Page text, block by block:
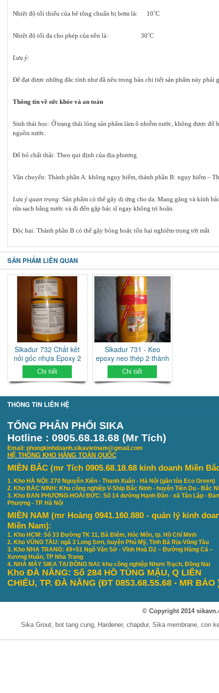
Nhiệt độ tối thiểu của bê tông chuẩn bị bơm là: 10˚C
Nhiệt độ tối đa cho phép của nền là: 30˚C
Lưu ý:
Để đạt được những đăc tính như đã nêu trong bản chi tiết sản phẩm này phải
Thông tin về sức khỏe và an toàn
Sinh thái học: Ở trạng thái lỏng sản phẩm làm ô nhiễm nước, không được đổ
nguồn nước.
Đổ bỏ chất thải: Theo qui định của địa phương
Vận chuyển: Thành phần A: không nguy hiểm, thành phần B: nguy hiểm –
Lưu ý quan trọng: Sản phẩm có thể gây dị ứng cho da. Mang găng và kính
rửa sạch bằng nước và đi đến gặp bác sĩ ngay không trì hoãn.
Độc hại: Thành phần B có thể gây bỏng hoặc tổn hại nghiêm trọng tới mắt
SẢN PHẨM LIÊN QUAN
Sikadur 732 Chất kết
nối gốc nhựa Epoxy 2
thành phần
Chi tiết
Sikadur 731 - Keo
epoxy neo thép 2 thành
phần
Chi tiết
THÔNG TIN LIÊN HỆ
TỔNG PHÂN PHỐI SIKA
Hotline : 0905.68.18.68 (Mr Tích)
Email: phongkinhdoanh.sikavietnam@gmail.com
HỆ THỐNG KHO HÀNG TOÀN QUỐC
MIỀN BẮC (mr Tích 0905.68.18.68 kinh doanh Miền
1. Kho HÀ NỘI: 270 Nguyễn Xiển - Thanh Xuân - Hà Nội (gần tòa Eco Green)
2. Kho BẮC NINH: Khu công nghiệp V-Ship Bắc Ninh - huyện Tiên Du - Bắc
3. Kho ĐAN PHƯỢNG-HOÀI ĐỨC: Số 14 đường Hạnh Đàn - xã Tân Lập - Đan
Phượng - TP. Hà Nội
MIỀN NAM (mr Hoàng 0941.160.880 - quản lý kinh
Miền Nam):
1. Kho HCM: Số 33 Đường TK 11, Bà Điểm, Hóc Môn, tp. Hồ Chí Minh
2. Kho VŨNG TÀU: ngã 3 Long Sơn, huyện Phú Mỹ, Tỉnh Bà Rịa-Vũng Tàu
3. Kho NHA TRANG: 49+51 Ngô Văn Sở - Vĩnh Hoà D2 – Đường Hàng Cá –
Xương Huân, TP Nha Trang
4. NHÀ MÁY SIKA TẠI ĐỒNG NAI: khu công nghiệp Nhơn Trạch, Đồng Nai
Kho ĐÀ NẴNG: Số 284 HỒ TÙNG MẬU, Q LIÊN
CHIỂU, TP. ĐÀ NẴNG (ĐT 0853.68.55.68 - MR BẢO
© Copyright 2014
Sika Grout, bot tang cung, Hardener, chapdur, Sika membrane, con